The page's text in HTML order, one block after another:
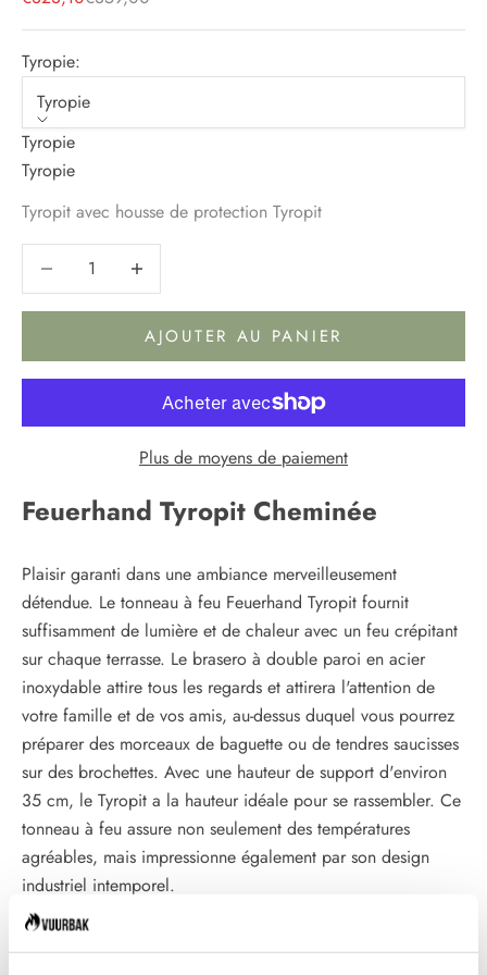
Tyropie:
Tyropie
Tyropie
Tyropie
Tyropit avec housse de protection Tyropit
Diminuer la quantitéDiminuer la quantité
AJOUTER AU PANIER
Plus de moyens de paiement
Feuerhand Tyropit Cheminée
Plaisir garanti dans une ambiance merveilleusement
détendue. Le tonneau à feu Feuerhand Tyropit fournit
suffisamment de lumière et de chaleur avec un feu crépitant
sur chaque terrasse. Le brasero à double paroi en acier
inoxydable attire tous les regards et attirera l'attention de
votre famille et de vos amis, au-dessus duquel vous pourrez
préparer des morceaux de baguette ou de tendres saucisses
sur des brochettes. Avec une hauteur de support d'environ
35 cm, le Tyropit a la hauteur idéale pour se rassembler. Ce
tonneau à feu assure non seulement des températures
agréables, mais impressionne également par son design
industriel intemporel.